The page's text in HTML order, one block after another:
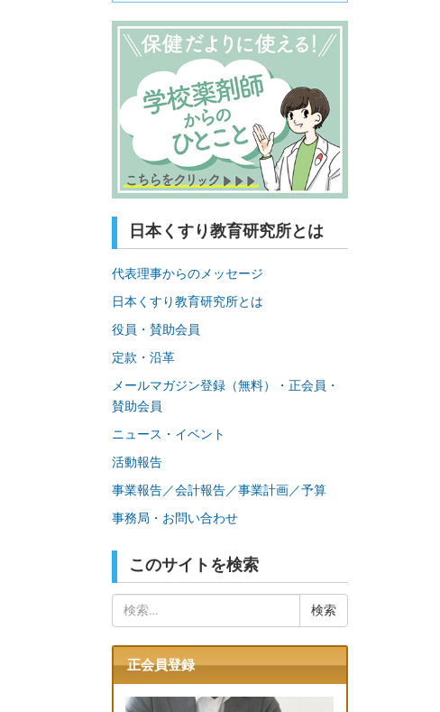
日本くすり教育研究所とは
代表理事からのメッセージ
日本くすり教育研究所とは
役員・賛助会員
定款・沿革
メールマガジン登録（無料）・正会員・
賛助会員
ニュース・イベント
活動報告
事業報告／会計報告／事業計画／予算
事務局・お問い合わせ
このサイトを検索
索:
正会員登録